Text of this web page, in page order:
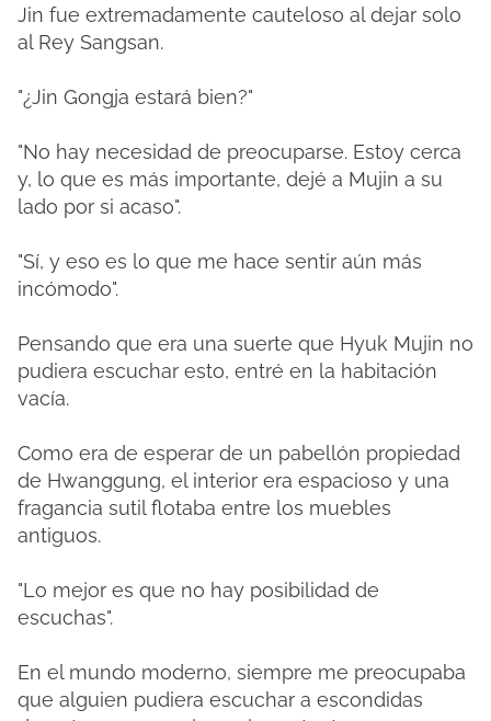
Jin fue extremadamente cauteloso al dejar solo
al Rey Sangsan.
"¿Jin Gongja estará bien?"
"No hay necesidad de preocuparse. Estoy cerca
y, lo que es más importante, dejé a Mujin a su
lado por si acaso".
"Sí, y eso es lo que me hace sentir aún más
incómodo".
Pensando que era una suerte que Hyuk Mujin no
pudiera escuchar esto, entré en la habitación
vacía.
Como era de esperar de un pabellón propiedad
de Hwanggung, el interior era espacioso y una
fragancia sutil flotaba entre los muebles
antiguos.
"Lo mejor es que no hay posibilidad de
escuchas".
En el mundo moderno, siempre me preocupaba
que alguien pudiera escuchar a escondidas